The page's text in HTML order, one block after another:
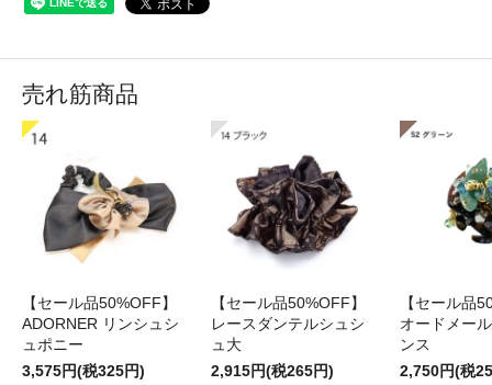
売れ筋商品
【セール品50%OFF】
ADORNER リンシュシ
ュポニー
3,575円(税325円)
【セール品50%OFF】
レースダンテルシュシ
ュ大
2,915円(税265円)
【セール品
オードメー
ンス
2,750円(税